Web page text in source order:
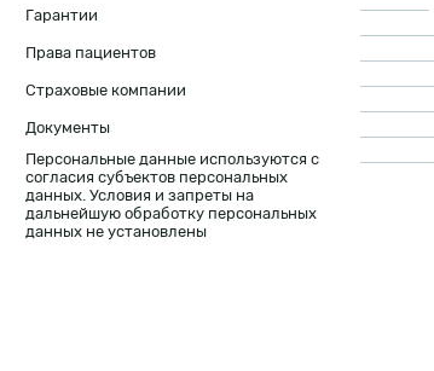
Гарантии
Права пациентов
Страховые компании
Документы
Персональные данные используются с
согласия субъектов персональных
данных. Условия и запреты на
дальнейшую обработку персональных
данных не установлены